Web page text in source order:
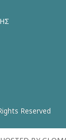
Reserved